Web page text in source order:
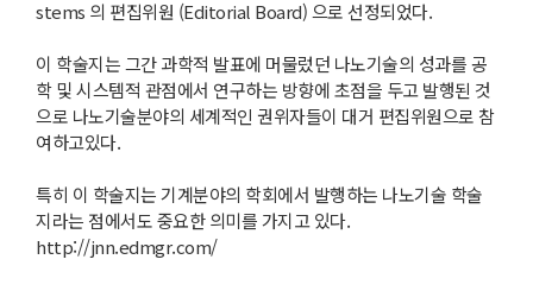
stems 의 편집위원 (Editorial Board) 으로 선정되었다.
이 학술지는 그간 과학적 발표에 머물렀던 나노기술의 성과를 공
학 및 시스템적 관점에서 연구하는 방향에 초점을 두고 발행된 것
으로 나노기술분야의 세계적인 권위자들이 대거 편집위원으로 참
여하고있다.
특히 이 학술지는 기계분야의 학회에서 발행하는 나노기술 학술
지라는 점에서도 중요한 의미를 가지고 있다.
http://jnn.edmgr.com/